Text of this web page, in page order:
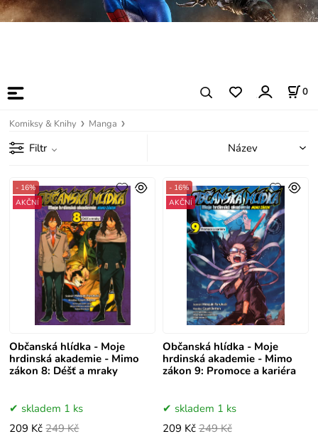
0
Komiksy & Knihy Manga
Filtr
Občanská hlídka - Moje
hrdinská akademie - Mimo
zákon 8: Déšť a mraky
- 16%
AKČNÍ
skladem 1 ks
209 Kč 249 Kč
Občanská hlídka - Moje
hrdinská akademie - Mimo
zákon 9: Promoce a kariéra
- 16%
AKČNÍ
skladem 1 ks
209 Kč 249 Kč